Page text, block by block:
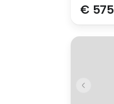
€ 575